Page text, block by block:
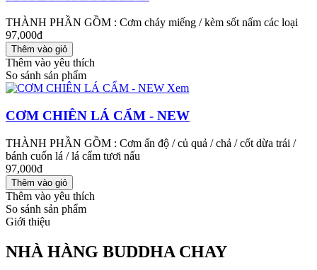
THÀNH PHẦN GỒM : Cơm cháy miếng / kèm sốt nấm các loại
97,000đ
Thêm vào yêu thích
So sánh sản phẩm
Xem
CƠM CHIÊN LÁ CẨM - NEW
THÀNH PHẦN GỒM : Cơm ấn độ / củ quả / chả / cốt dừa trái /
bánh cuốn lá / lá cẩm tươi nấu
97,000đ
Thêm vào yêu thích
So sánh sản phẩm
Giới thiệu
NHÀ HÀNG BUDDHA CHAY